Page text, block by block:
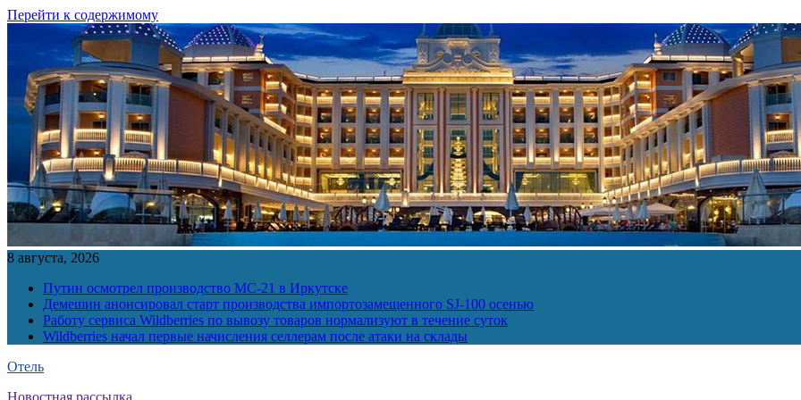
Перейти к содержимому
8 августа, 2026
Путин осмотрел производство МС-21 в Иркутске
Демешин анонсировал старт производства импортозамещенного SJ-100 осенью
Работу сервиса Wildberries по вывозу товаров нормализуют в течение суток
Wildberries начал первые начисления селлерам после атаки на склады
Отель
Новостная рассылка